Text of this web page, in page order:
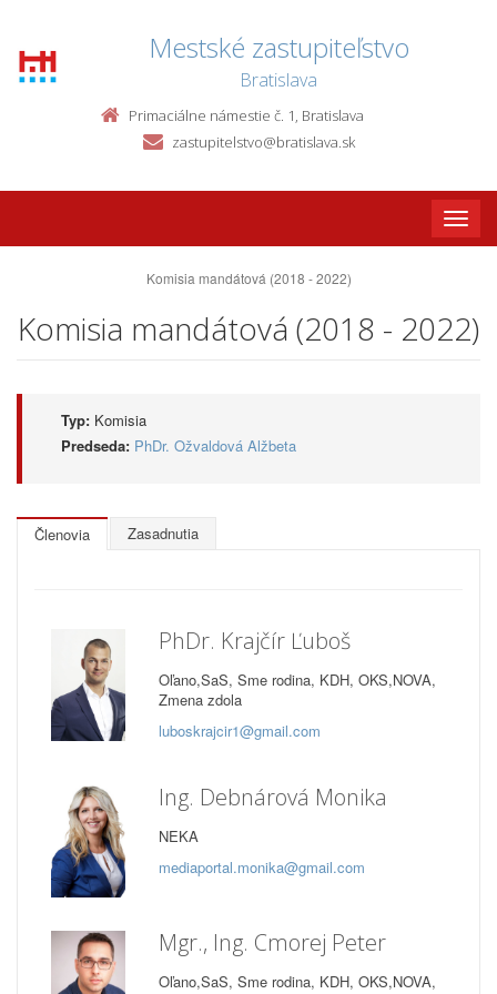
Mestské zastupiteľstvo
Bratislava
Primaciálne námestie č. 1, Bratislava
zastupitelstvo@bratislava.sk
Toggle
Komisia mandátová (2018 - 2022)
Komisia mandátová (2018 - 2022)
Typ: Komisia
Predseda: PhDr. Ožvaldová Alžbeta
Členovia Zasadnutia
PhDr. Krajčír Ľuboš
Oľano,SaS, Sme rodina, KDH, OKS,NOVA,
Zmena zdola
luboskrajcir1@gmail.com
Ing. Debnárová Monika
NEKA
mediaportal.monika@gmail.com
Mgr., Ing. Cmorej Peter
Oľano,SaS, Sme rodina, KDH, OKS,NOVA,